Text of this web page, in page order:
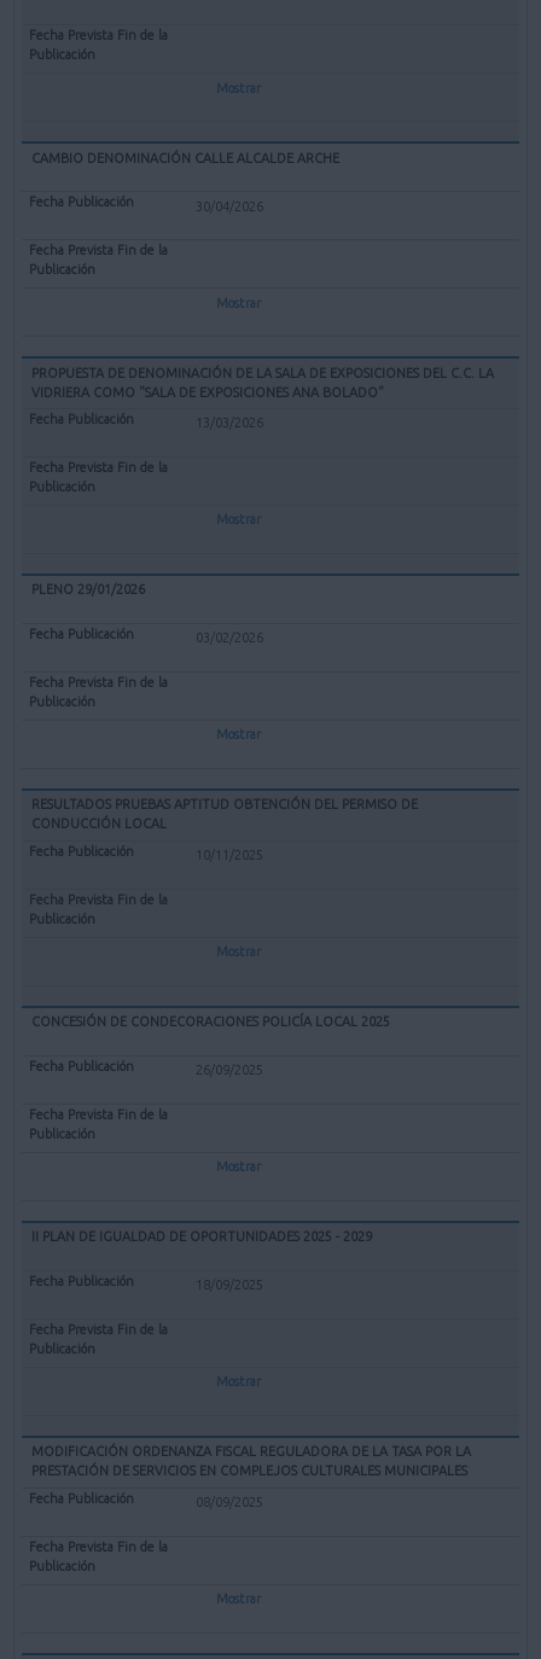
Mostrar
CAMBIO DENOMINACIÓN CALLE ALCALDE ARCHE
30/04/2026
Mostrar
PROPUESTA DE DENOMINACIÓN DE LA SALA DE EXPOSICIONES DEL C.C. LA
VIDRIERA COMO "SALA DE EXPOSICIONES ANA BOLADO"
13/03/2026
Mostrar
PLENO 29/01/2026
03/02/2026
Mostrar
RESULTADOS PRUEBAS APTITUD OBTENCIÓN DEL PERMISO DE
CONDUCCIÓN LOCAL
10/11/2025
Mostrar
CONCESIÓN DE CONDECORACIONES POLICÍA LOCAL 2025
26/09/2025
Mostrar
II PLAN DE IGUALDAD DE OPORTUNIDADES 2025 - 2029
18/09/2025
Mostrar
MODIFICACIÓN ORDENANZA FISCAL REGULADORA DE LA TASA POR LA
PRESTACIÓN DE SERVICIOS EN COMPLEJOS CULTURALES MUNICIPALES
08/09/2025
Mostrar